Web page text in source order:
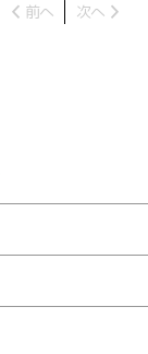
前へ 次へ